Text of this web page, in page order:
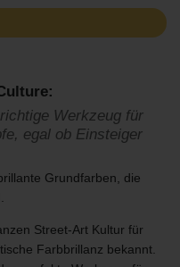
Werkzeug für
egal ob Einsteiger
Grundfarben, die
Street-Art Kultur für
Farbbrillanz bekannt.